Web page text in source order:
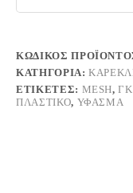
ΚΩΔΙΚΌΣ
ΚΑΤΗΓΟΡΊΑ:
ΕΤΙΚΈΤΕΣ: MESH,
ΠΛΑΣΤΙΚΌ, ΎΦΑΣΜΑ